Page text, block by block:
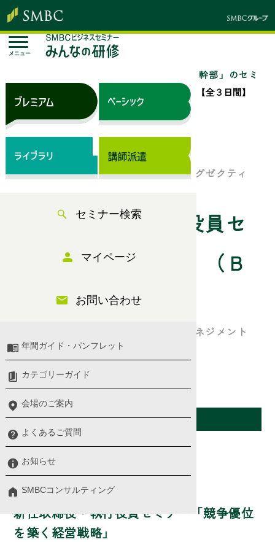
メニュー
セミナー検索
マイページ
お問い合わせ
年間ガイド・パンフレット
カテゴリーガイド
会場のご案内
よくあるご質問
お知らせ
SMBCコンサルティング
「役員・幹部」のセミ
新任取締役・執行役員セミナー【全３日間】
（Ｂ日程）
来場セミナー
新任役員・次世代経営幹部のためのエグゼクティ
新任取締役・執行役員セ
ミナー【全３日間】（Ｂ
日程）
勝ち残りをかけたリーダーの役割とマネジメント
各講 選択受講可
役員・幹部
開催日（大阪会場）
第1講
新任取締役・執行役員セミナー「競争優位
を築く経営戦略」
セミナー詳細